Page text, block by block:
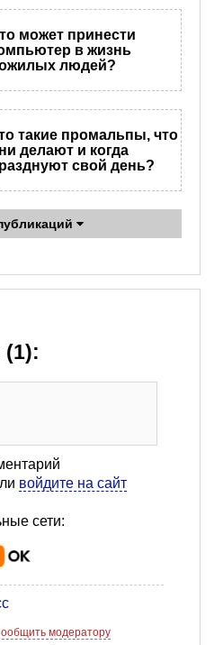
может принести
в жизнь
людей?
такие промальпы, что
делают и когда
свой день?
(1):
войдите на сайт
сети:
модератору